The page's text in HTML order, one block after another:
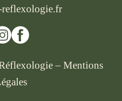
reflexologie.fr
– Mentions